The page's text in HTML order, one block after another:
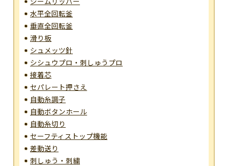
水平全回転釜
垂直全回転釜
滑り板
シュメッツ針
シシュウプロ・刺しゅうプロ
接着芯
セパレート押さえ
自動糸調子
自動ボタンホール
自動糸切り
セーフティストップ機能
差動送り
刺しゅう・刺繍